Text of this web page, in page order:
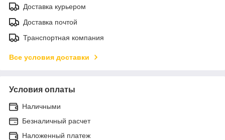
Доставка курьером
Доставка почтой
Транспортная компания
Все условия доставки
Условия оплаты
Наличными
Безналичный расчет
Наложенный платеж